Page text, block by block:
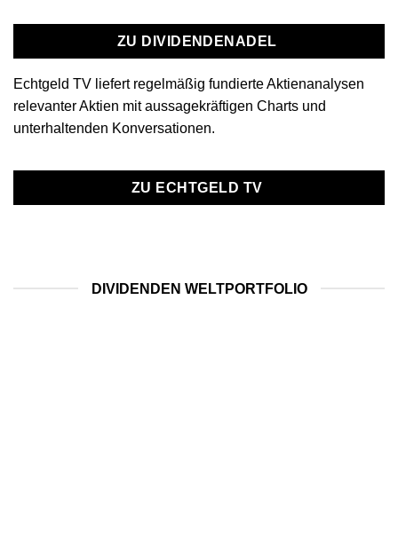
ZU DIVIDENDENADEL
Echtgeld TV liefert regelmäßig fundierte Aktienanalysen
relevanter Aktien mit aussagekräftigen Charts und
unterhaltenden Konversationen.
ZU ECHTGELD TV
DIVIDENDEN WELTPORTFOLIO